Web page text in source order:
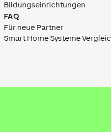
Bildungs­­einrich­tungen
FAQ
Für neue Partner
Smart Home Systeme